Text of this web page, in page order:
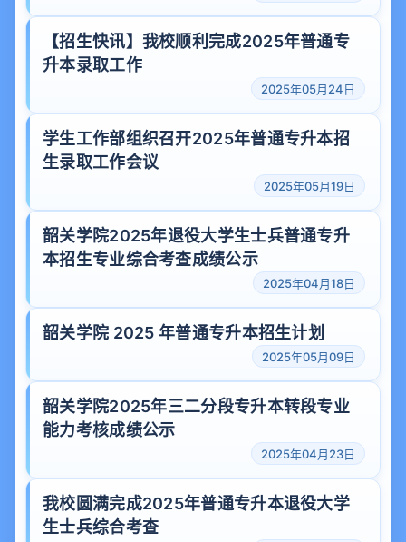
【招生快讯】我校顺利完成2025年普通专
升本录取工作
2025年05月24日
学生工作部组织召开2025年普通专升本招
生录取工作会议
2025年05月19日
韶关学院2025年退役大学生士兵普通专升
本招生专业综合考查成绩公示
2025年04月18日
韶关学院 2025 年普通专升本招生计划
2025年05月09日
韶关学院2025年三二分段专升本转段专业
能力考核成绩公示
2025年04月23日
我校圆满完成2025年普通专升本退役大学
生士兵综合考查